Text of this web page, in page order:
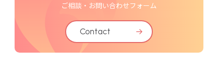
ご相談・お問い合わせフォーム
Contact →